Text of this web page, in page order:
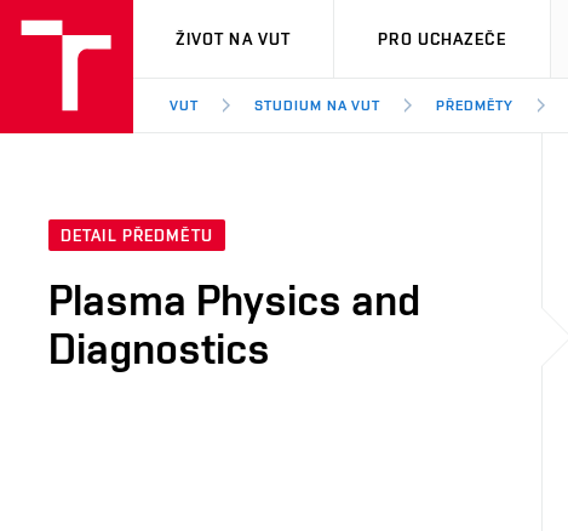
VUT
ŽIVOT NA VUT PRO UCHAZEČE
VUT STUDIUM NA VUT PŘEDMĚTY
DETAIL PŘEDMĚTU
Plasma Physics and
Diagnostics